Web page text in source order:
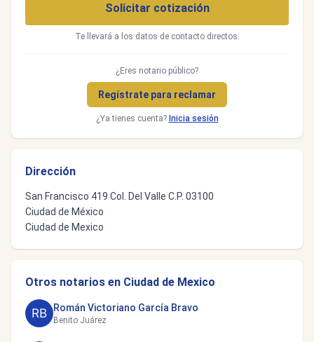
Solicitar cotización
Te llevará a los datos de contacto directos.
¿Eres notario público?
Regístrate para reclamar
¿Ya tienes cuenta? Inicia sesión
Dirección
San Francisco 419 Col. Del Valle C.P. 03100
Ciudad de México
Ciudad de Mexico
Otros notarios en Ciudad de Mexico
Román Victoriano García Bravo
Benito Juárez